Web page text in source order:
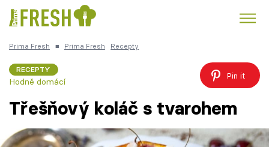
Česká kuchyně
Prima Fresh ■ Prima Fresh Recepty
RECEPTY
Hodně domácí
Pin it
Třešňový koláč s tvarohem